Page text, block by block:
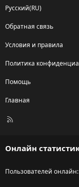
Русский(RU)
Обратная связь
Условия и правила
Политика
Помощь
Главная
R
Онлайн
Пользователей онлайн